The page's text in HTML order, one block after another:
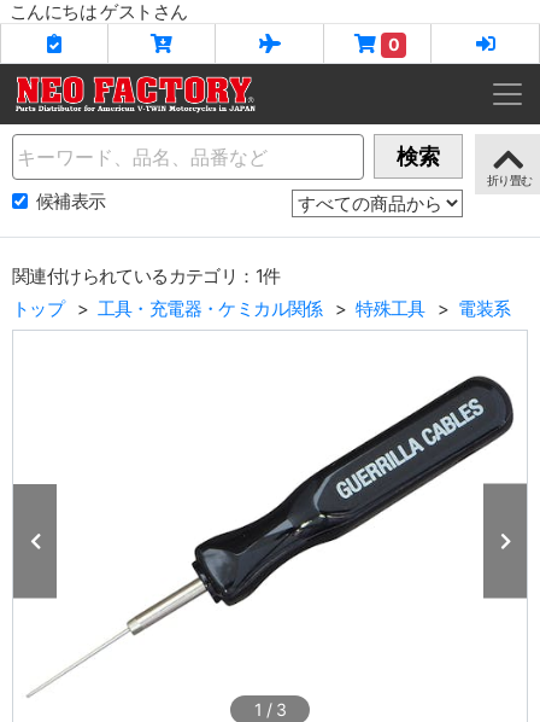
こんにちは ゲストさん
0
Name 検索
候補表示
関連付けられているカテゴリ：1件
トップ
工具・充電器・ケミカル関係 特殊工具 電装系
1 / 3